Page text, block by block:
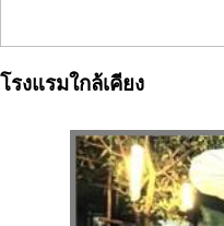
โรงแรมใกล้เคียง